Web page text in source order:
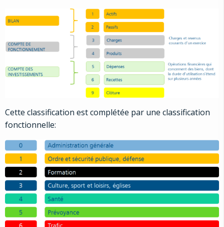
Cette classification est complétée par une classification
fonctionnelle: